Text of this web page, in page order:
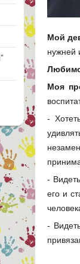
Мой
нужней
Моя
-
-
его и
-